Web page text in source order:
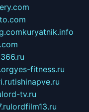
kuryatnik.info
yes-fitness.ru
tishinapve.ru
lord-tv.ru
lordfilm13.ru